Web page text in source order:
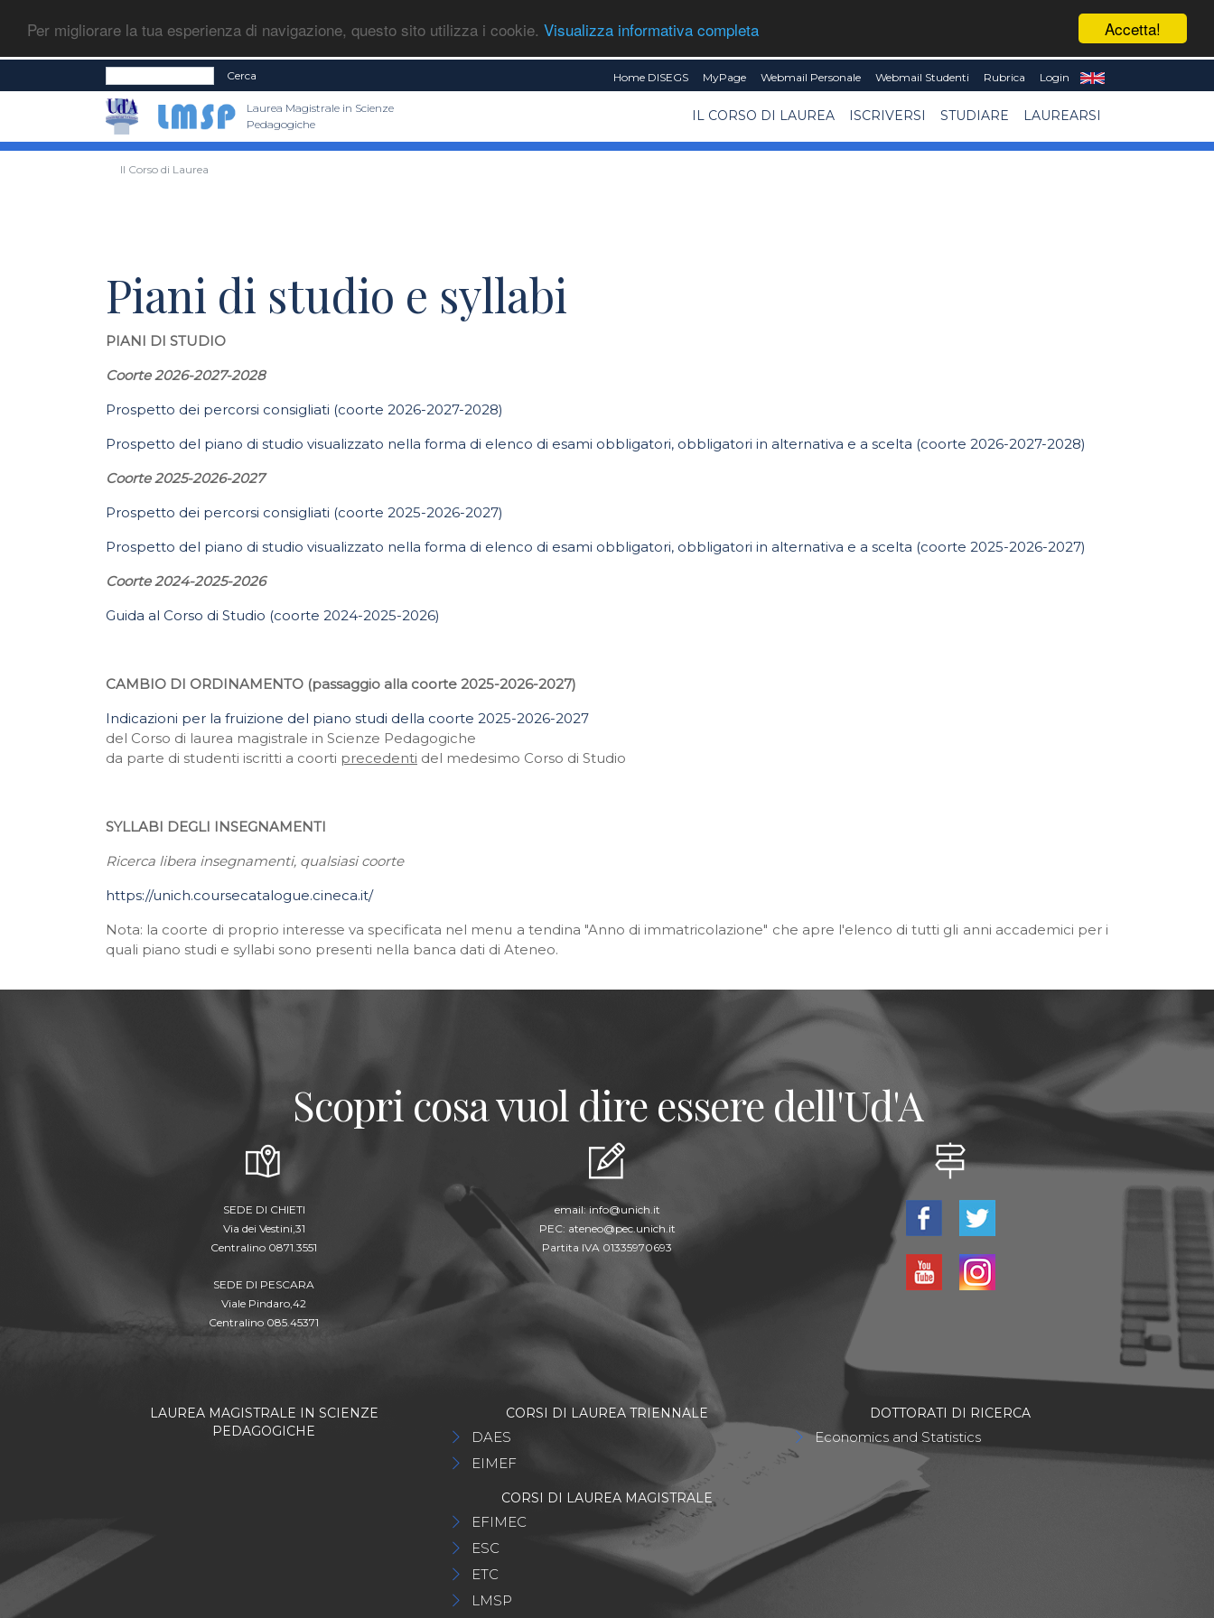
Accetta!
Per migliorare la tua esperienza di navigazione, questo sito utilizza i cookie. Visualizza informativa completa
Cerca Home DISEGS MyPage Webmail Personale Webmail Studenti Rubrica Login
Laurea Magistrale in Scienze
Pedagogiche
IL CORSO DI LAUREA ISCRIVERSI STUDIARE LAUREARSI
Il Corso di Laurea
Piani di studio e syllabi
PIANI DI STUDIO
Coorte 2026-2027-2028
Prospetto dei percorsi consigliati (coorte 2026-2027-2028)
Prospetto del piano di studio visualizzato nella forma di elenco di esami obbligatori, obbligatori in alternativa e a scelta (coorte 2026-2027-2028)
Coorte 2025-2026-2027
Prospetto dei percorsi consigliati (coorte 2025-2026-2027)
Prospetto del piano di studio visualizzato nella forma di elenco di esami obbligatori, obbligatori in alternativa e a scelta (coorte 2025-2026-2027)
Coorte 2024-2025-2026
Guida al Corso di Studio (coorte 2024-2025-2026)
CAMBIO DI ORDINAMENTO (passaggio alla coorte 2025-2026-2027)
Indicazioni per la fruizione del piano studi della coorte 2025-2026-2027
del Corso di laurea magistrale in Scienze Pedagogiche
da parte di studenti iscritti a coorti precedenti del medesimo Corso di Studio
SYLLABI DEGLI INSEGNAMENTI
Ricerca libera insegnamenti, qualsiasi coorte
https://unich.coursecatalogue.cineca.it/
Nota: la coorte di proprio interesse va specificata nel menu a tendina "Anno di immatricolazione" che apre l'elenco di tutti gli anni accademici per i
quali piano studi e syllabi sono presenti nella banca dati di Ateneo.
Scopri cosa vuol dire essere dell'Ud'A
SEDE DI CHIETI
Via dei Vestini,31
Centralino 0871.3551
SEDE DI PESCARA
Viale Pindaro,42
Centralino 085.45371
email:info@unich.it
PEC: ateneo@pec.unich.it
Partita IVA 01335970693
LAUREA MAGISTRALE IN SCIENZE
PEDAGOGICHE
CORSI DI LAUREA TRIENNALE
DAES
EIMEF
CORSI DI LAUREA MAGISTRALE
EFIMEC
ESC
ETC
LMSP
DOTTORATI DI RICERCA
Economics and Statistics